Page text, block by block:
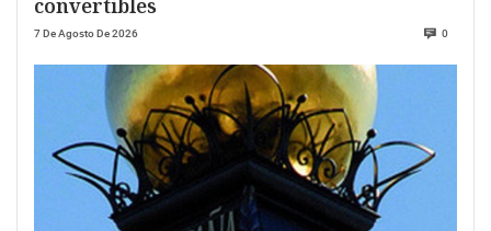
convertibles
7 De Agosto De 2026 0